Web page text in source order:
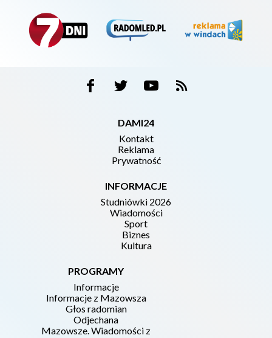
DAMI24
Kontakt
Reklama
Prywatność
INFORMACJE
Studniówki 2026
Wiadomości
Sport
Biznes
Kultura
PROGRAMY
Informacje
Informacje z Mazowsza
Głos radomian
Odjechana
Mazowsze. Wiadomości z